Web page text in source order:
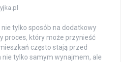
tylko sposób na dodatkowy
proces, który może przynieść
często stają przed
tylko samym wynajmem, ale